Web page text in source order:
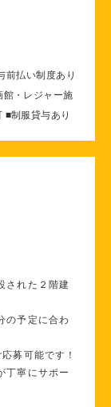
前払い制度あり
・レジャー施
■制服貸与あり
された２階建
の予定に合わ
募可能です！
丁寧にサポー